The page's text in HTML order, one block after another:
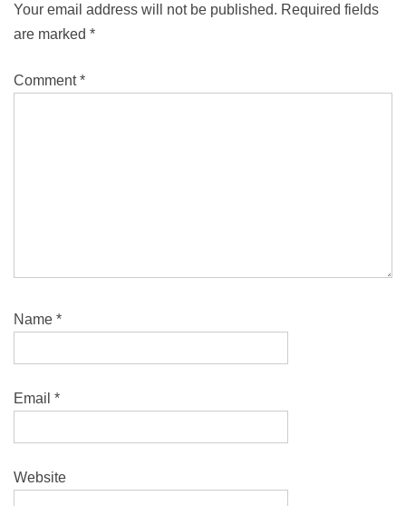
Your email address will not be published. Required fields
are marked *
Comment*
Name *
Email *
Website